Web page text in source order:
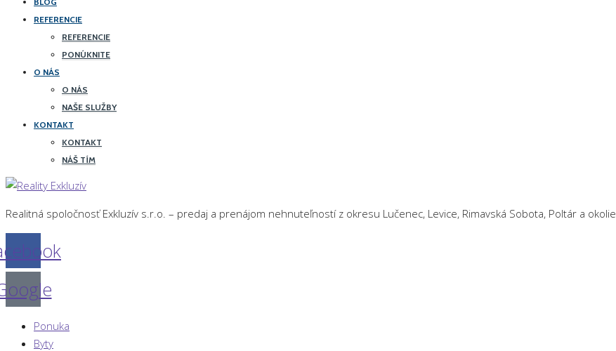
REFERENCIE
REFERENCIE
PONÚKNITE
O NÁS
O NÁS
NAŠE SLUŽBY
KONTAKT
KONTAKT
NÁŠ TÍM
Realitná spoločnosť Exkluzív s.r.o. – predaj a prenájom nehnuteľností z okresu Lučenec, Levice, Rimavská Sobota, Poltár a okolie
Ponuka
Byty